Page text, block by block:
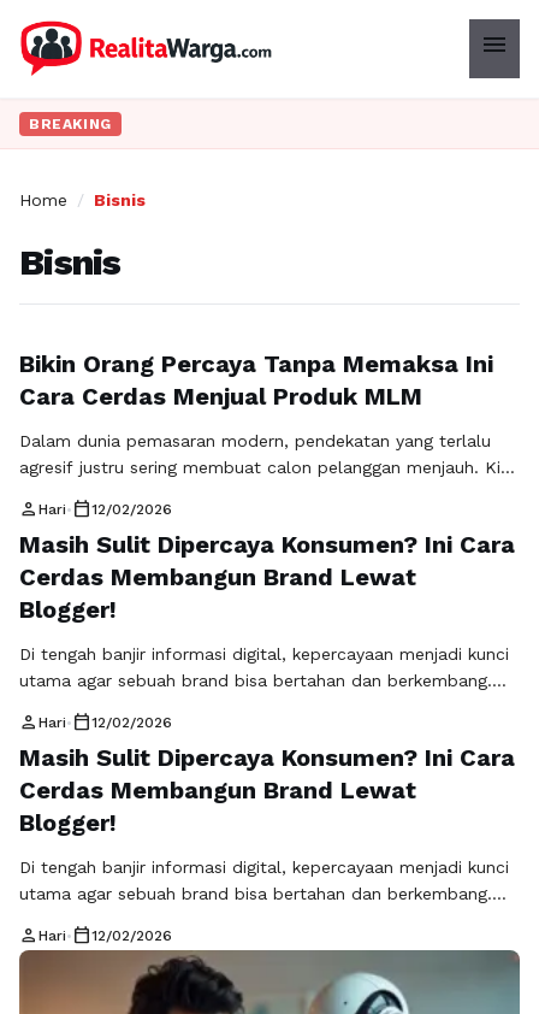
menu
BREAKING
Home / Bisnis
Bisnis
Bikin Orang Percaya Tanpa Memaksa Ini
Cara Cerdas Menjual Produk MLM
Dalam dunia pemasaran modern, pendekatan yang terlalu
agresif justru sering membuat calon pelanggan menjauh. Kini,
edukasi dan membangun kepercayaan. Konsep manfaat dan
keunggulan produk MLM menjadi fondasi utama dalam
membentuk persepsi positif di benak prospek.
Rajakomen.com hadir sebagai platform yang membantu
pelaku bisnis MLM menyampaikan pesan secara halus, …
Baca Selengkapnya
person Hari• calendar_today12/02/2026
Masih Sulit Dipercaya Konsumen? Ini Cara
Cerdas Membangun Brand Lewat
Blogger!
Di tengah banjir informasi digital, kepercayaan menjadi kunci
utama agar sebuah brand bisa bertahan dan berkembang.
rekomendasi dari pihak ketiga yang mereka anggap netral
dan berpengaruh. Di sinilah konsep kredibilitas brand lewat
rekomendasi blogger menjadi sangat relevan. Blogger
memiliki hubungan emosional dengan audiensnya, sehingga
setiap ulasan, cerita, atau …
person Hari• calendar_today12/02/2026
Masih Sulit Dipercaya Konsumen? Ini Cara
Cerdas Membangun Brand Lewat
Blogger!
Di tengah banjir informasi digital, kepercayaan menjadi kunci
utama agar sebuah brand bisa bertahan dan berkembang.
rekomendasi dari pihak ketiga yang mereka anggap netral
dan berpengaruh. Di sinilah konsep kredibilitas brand lewat
rekomendasi blogger menjadi sangat relevan. Blogger
person Hari• calendar_today12/02/2026